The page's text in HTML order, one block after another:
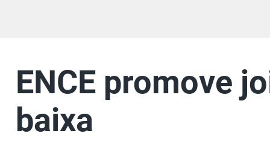
ENCE promove
baixa